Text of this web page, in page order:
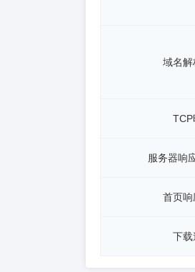
域名解
TCP
服务器响
首页响
下载